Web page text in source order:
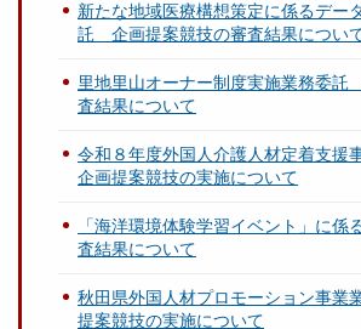
新たな地域医療構想策定に係るデー
託 企画提案競技の審査結果につい
里地里山オーナー制度実施業務委
査結果について
令和８年度外国人介護人材定着支援
企画提案競技の実施について
「海洋環境体験学習イベント」に係
査結果について
秋田県外国人材プロモーション事業
提案競技の実施について